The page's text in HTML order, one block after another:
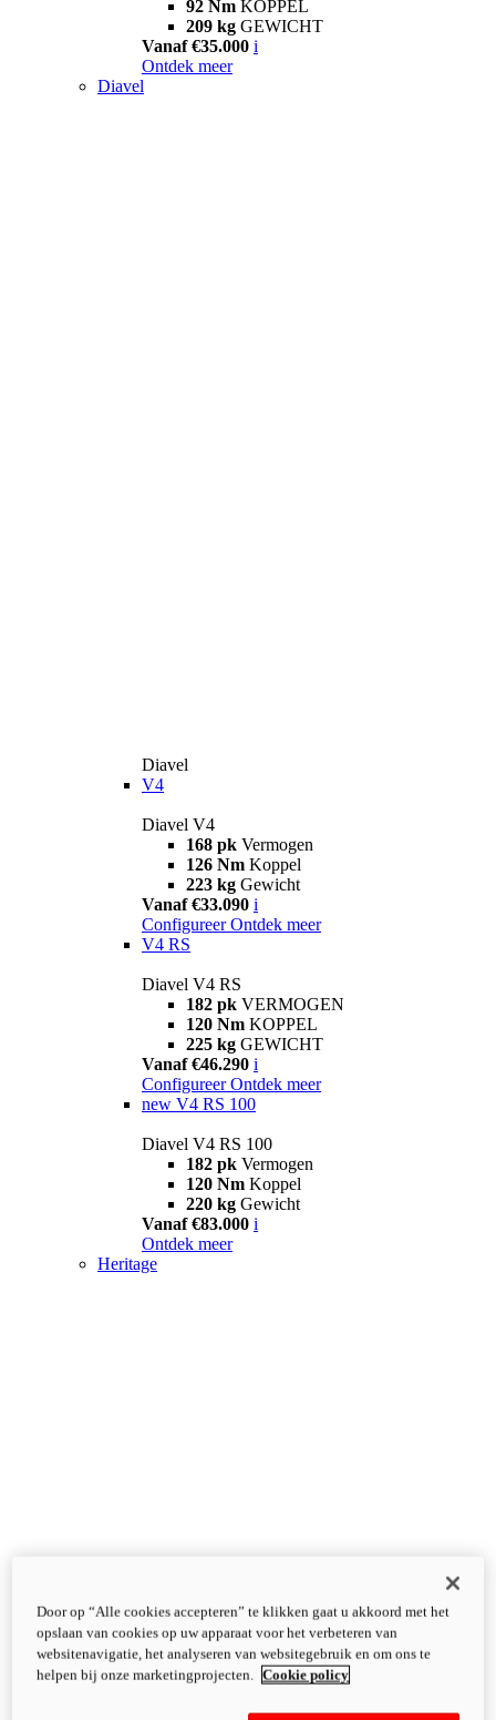
92 Nm KOPPEL
209 kg GEWICHT
Vanaf €35.000 i
Ontdek meer
Diavel
Diavel
V4
Diavel V4
168 pk Vermogen
126 Nm Koppel
223 kg Gewicht
Vanaf €33.090 i
Configureer Ontdek meer
V4 RS
Diavel V4 RS
182 pk VERMOGEN
120 Nm KOPPEL
225 kg GEWICHT
Vanaf €46.290 i
Configureer Ontdek meer
new V4 RS 100
Diavel V4 RS 100
182 pk Vermogen
120 Nm Koppel
220 kg Gewicht
Vanaf €83.000 i
Ontdek meer
Heritage
Door op “Alle cookies accepteren” te klikken gaat u akkoord met het
opslaan van cookies op uw apparaat voor het verbeteren van
websitenavigatie, het analyseren van websitegebruik en om ons te
helpen bij onze marketingprojecten.
Cookie policy